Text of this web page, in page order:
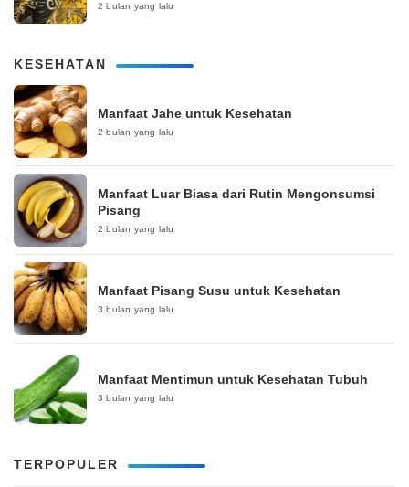
2 bulan yang lalu
KESEHATAN
Manfaat Jahe untuk Kesehatan
2 bulan yang lalu
Manfaat Luar Biasa dari Rutin Mengonsumsi
Pisang
2 bulan yang lalu
Manfaat Pisang Susu untuk Kesehatan
3 bulan yang lalu
Manfaat Mentimun untuk Kesehatan Tubuh
3 bulan yang lalu
TERPOPULER